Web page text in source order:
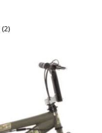
(2)